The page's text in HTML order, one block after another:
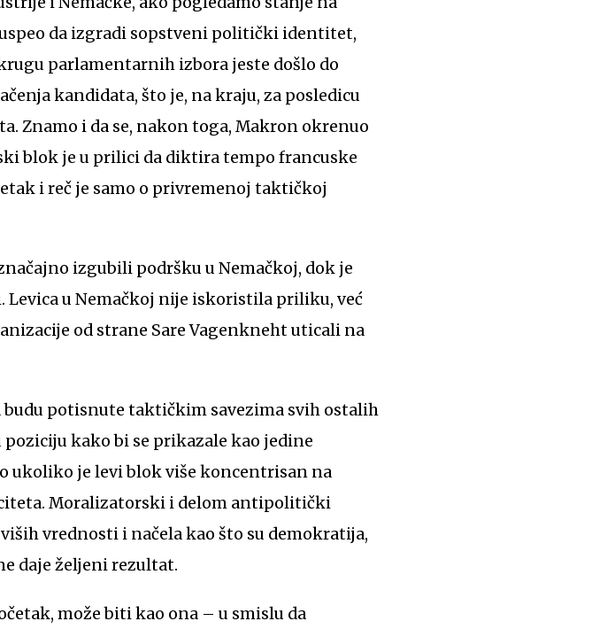
da izgradi sopstveni politički identitet,
parlamentarnih izbora jeste došlo do
kandidata, što je, na kraju, za posledicu
Znamo i da se, nakon toga, Makron okrenuo
blok je u prilici da diktira tempo francuske
i reč je samo o privremenoj taktičkoj
izgubili podršku u Nemačkoj, dok je
u Nemačkoj nije iskoristila priliku, već
od strane Sare Vagenkneht uticali na
budu potisnute taktičkim savezima svih ostalih
kako bi se prikazale kao jedine
ukoliko je levi blok više koncentrisan na
Moralizatorski i delom antipolitički
vrednosti i načela kao što su demokratija,
daje željeni rezultat.
može biti kao ona – u smislu da